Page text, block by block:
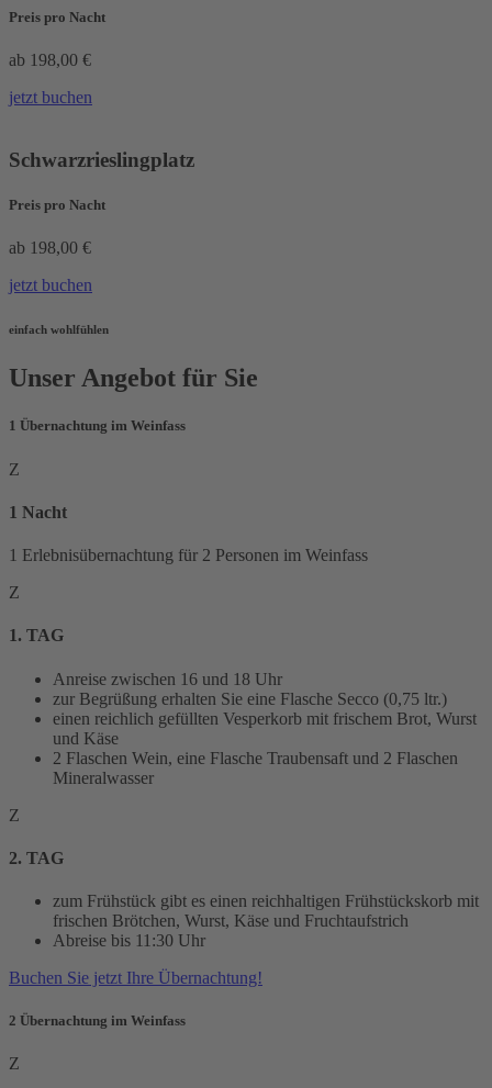
Preis pro Nacht
ab 198,00 €
jetzt buchen
Schwarzrieslingplatz
Preis pro Nacht
ab 198,00 €
jetzt buchen
einfach wohlfühlen
Unser Angebot für Sie
1 Übernachtung im Weinfass
Z
1 Nacht
1 Erlebnisübernachtung für 2 Personen im Weinfass
Z
1. TAG
Anreise zwischen 16 und 18 Uhr
zur Begrüßung erhalten Sie eine Flasche Secco (0,75 ltr.)
einen reichlich gefüllten Vesperkorb mit frischem Brot, Wurst
und Käse
2 Flaschen Wein, eine Flasche Traubensaft und 2 Flaschen
Mineralwasser
Z
2. TAG
zum Frühstück gibt es einen reichhaltigen Frühstückskorb mit
frischen Brötchen, Wurst, Käse und Fruchtaufstrich
Abreise bis 11:30 Uhr
Buchen Sie jetzt Ihre Übernachtung!
2 Übernachtung im Weinfass
Z